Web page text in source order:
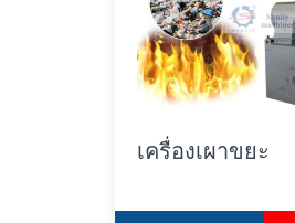
เครื่องเผาขยะ